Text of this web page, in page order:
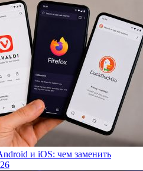
и iOS: чем заменить